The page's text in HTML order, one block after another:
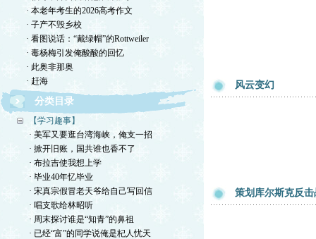
· 本老年考生的2026高考作文
· 子产不毁乡校
· 看图说话：“戴绿帽”的Rottweiler
· 毒杨梅引发俺酸酸的回忆
· 此奥非那奥
· 赶海
分类目录
【学习趣事】
· 美军又要逛台湾海峡，俺支一招
· 掀开旧账，国共谁也香不了
· 布拉吉使我想上学
· 毕业40年忆毕业
· 宋真宗假冒老天爷给自己写回信
· 唱支歌给林昭听
· 周末探讨谁是“知青”的鼻祖
· 已经“富”的同学说俺是杞人忧天
风云变幻
策划库尔斯克反击